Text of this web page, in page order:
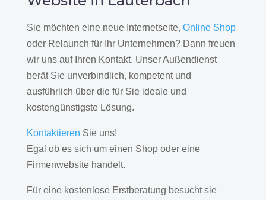
Sie möchten eine neue Internetseite, Online Shop
oder Relaunch für Ihr Unternehmen? Dann freuen
wir uns auf Ihren Kontakt. Unser Außendienst
berät Sie unverbindlich, kompetent und
ausführlich über die für Sie ideale und
kostengünstigste Lösung.
Kontaktieren Sie uns!
Egal ob es sich um einen Shop oder eine
Firmenwebsite handelt.
Für eine kostenlose Erstberatung besucht sie